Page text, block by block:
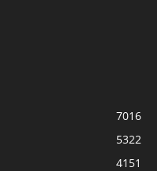
7016
5322
4151